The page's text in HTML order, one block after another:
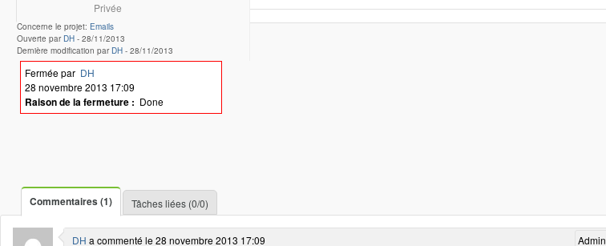
Privée
Concerne le projet: Emails
Ouverte parDH - 28/11/2013
Dernière modification parDH - 28/11/2013
Fermée par DH
28 novembre 2013 17:09
Raison de la fermeture : Done
Commentaires (1) Tâches liées (0/0)
Admin
DH a commenté le 28 novembre 2013 17:09